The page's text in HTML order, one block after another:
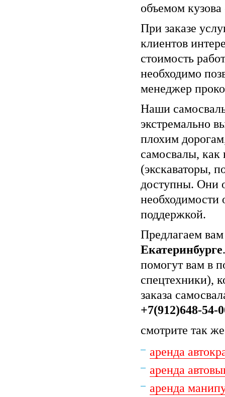
объемом
При заказе
клиентов
стоимость
необходимо
менеджер
Наши
экстремально
плохим
самосвалы, как
(экскаваторы,
доступны. Они
необходимости
поддержкой.
Предлагаем
Екатеринбурге
помогут вам в
спецтехники),
заказа
+7(912)648-54-
смотрите так
аренда
аренда
аренда